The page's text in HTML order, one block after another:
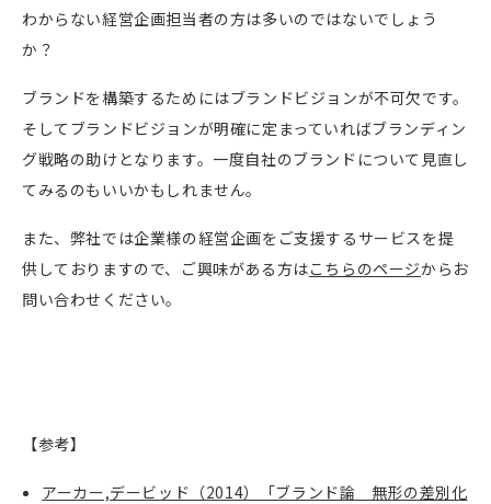
わからない経営企画担当者の方は多いのではないでしょう
か？
ブランドを構築するためにはブランドビジョンが不可欠です。
そしてブランドビジョンが明確に定まっていればブランディン
グ戦略の助けとなります。一度自社のブランドについて見直し
てみるのもいいかもしれません。
また、弊社では企業様の経営企画をご支援するサービスを提
供しておりますので、ご興味がある方はこちらのページからお
問い合わせください。
【参考】
アーカー,デービッド（2014）「ブランド論 無形の差別化